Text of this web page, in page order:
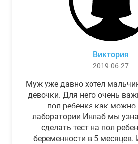
Виктория
2019-06-27
Муж уже давно хотел
девочки. Для него очень
пол ребенка как
лаборатории Инлаб мы
сделать тест на пол
беременности в 5 месяцев.